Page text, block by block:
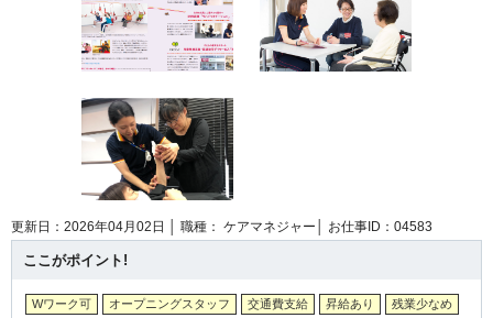
更新日：2026年04月02日 │ 職種： ケアマネジャー│ お仕事ID：04583
ここがポイント!
Wワーク可 オープニングスタッフ 交通費支給 昇給あり
残業少なめ